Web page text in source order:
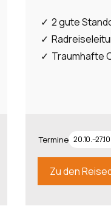
2 gute
Traumhafte
Termine
Zu den